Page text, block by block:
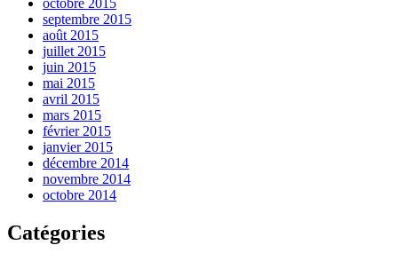
septembre 2015
août 2015
juillet 2015
juin 2015
mai 2015
avril 2015
mars 2015
février 2015
janvier 2015
décembre 2014
novembre 2014
octobre 2014
Catégories